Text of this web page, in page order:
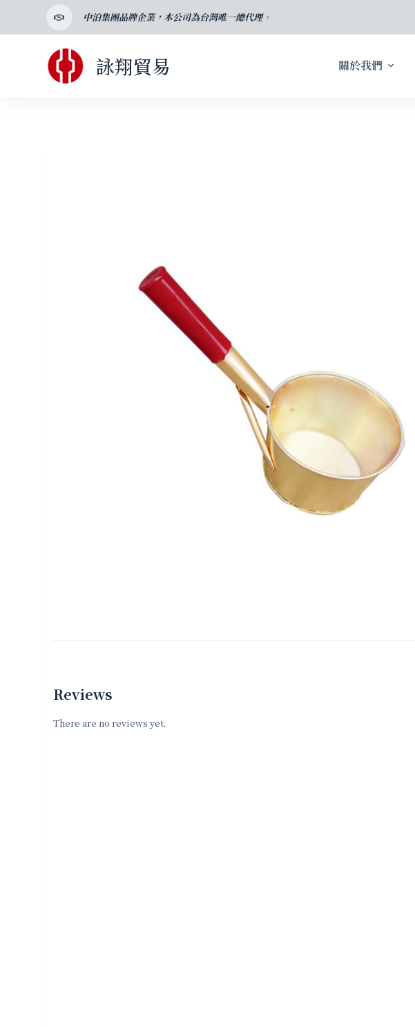
至
中泊集團品牌企業，本公司為台灣唯一總代理。
詠翔貿易 關於我們
Reviews
There are no reviews yet.